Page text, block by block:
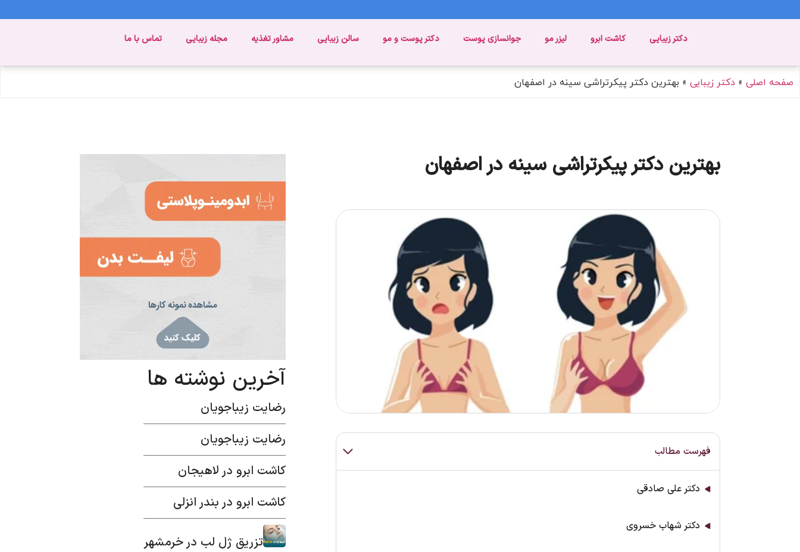
دکتر زیبایی کاشت ابرو لیزر مو جوانسازی پوست دکتر پوست و مو سالن زیبایی مشاور تغذیه مجله زیبایی تماس با ما
صفحه اصلی » دکتر زیبایی » بهترین دکتر پیکرتراشی سینه در اصفهان
آخرین نوشته ها
رضایت زیباجویان
رضایت زیباجویان
کاشت ابرو در لاهیجان
کاشت ابرو در بندر انزلی
تزریق ژل لب در خرمشهر
بهترین دکتر پیکرتراشی سینه در اصفهان
فهرست مطالب
دکتر علی صادقی
دکتر شهاب خسروی